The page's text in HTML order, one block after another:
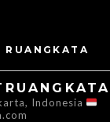
Indonesia